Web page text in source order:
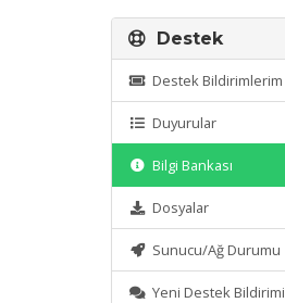
Destek
Destek Bildirimlerim
Duyurular
Bilgi Bankası
Dosyalar
Sunucu/Ağ Durumu
Yeni Destek Bildirimi